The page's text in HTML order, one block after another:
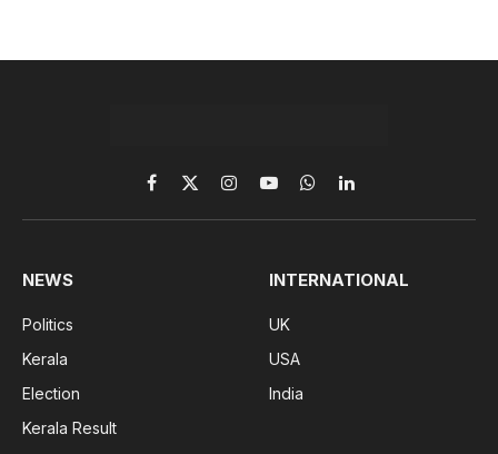
Facebook
X
(Twitter)
InstagramYouTubeWhatsAppLinkedIn
NEWS
Politics
Kerala
Election
Kerala Result
INTERNATIONAL
UK
USA
India